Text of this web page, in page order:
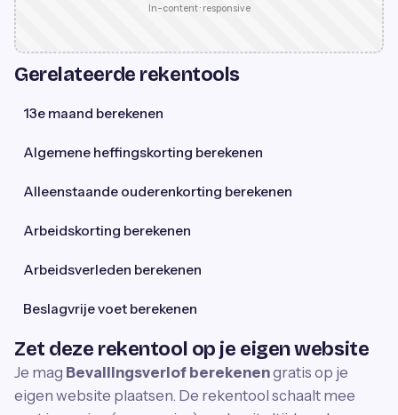
In-content · responsive
Gerelateerde rekentools
13e maand berekenen
Algemene heffingskorting berekenen
Alleenstaande ouderenkorting berekenen
Arbeidskorting berekenen
Arbeidsverleden berekenen
Beslagvrije voet berekenen
Zet deze rekentool op je eigen website
Je mag Bevallingsverlof berekenengratis op je
eigen website plaatsen. De rekentool schaalt mee